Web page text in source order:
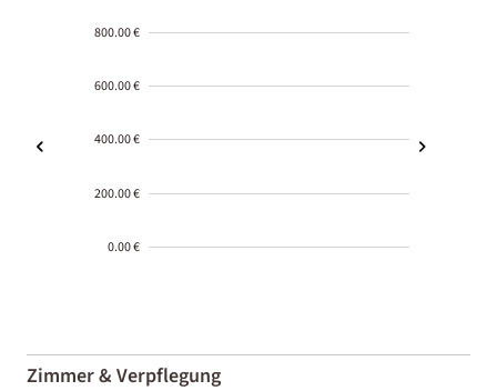
800.00 €
600.00 €
400.00 €
200.00 €
0.00 €
01-02
Zimmer & Verpflegung